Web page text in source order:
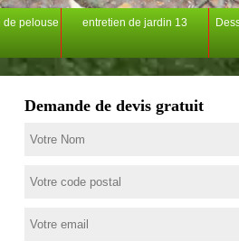
de pelouse
entretien de jardin 13
Demande de devis gratuit